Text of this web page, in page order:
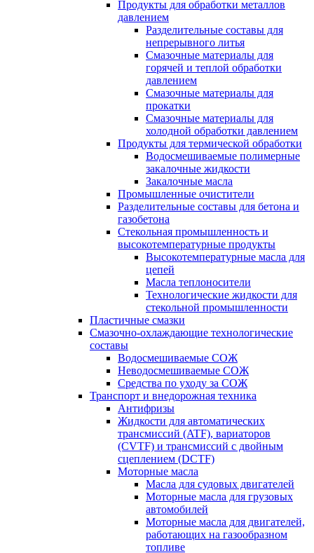
Продукты для обработки металлов
давлением
Разделительные составы для
непрерывного литья
Смазочные материалы для
горячей и теплой обработки
давлением
Смазочные материалы для
прокатки
Смазочные материалы для
холодной обработки давлением
Продукты для термической обработки
Водосмешиваемые полимерные
закалочные жидкости
Закалочные масла
Промышленные очистители
Разделительные составы для бетона и
газобетона
Стекольная промышленность и
высокотемпературные продукты
Высокотемпературные масла для
цепей
Масла теплоносители
Технологические жидкости для
стекольной промышленности
Пластичные смазки
Смазочно-охлаждающие технологические
составы
Водосмешиваемые СОЖ
Неводосмешиваемые СОЖ
Средства по уходу за СОЖ
Транспорт и внедорожная техника
Антифризы
Жидкости для автоматических
трансмиссий (ATF), вариаторов
(CVTF) и трансмиссий с двойным
сцеплением (DCTF)
Моторные масла
Масла для судовых двигателей
Моторные масла для грузовых
автомобилей
Моторные масла для двигателей,
работающих на газообразном
топливе